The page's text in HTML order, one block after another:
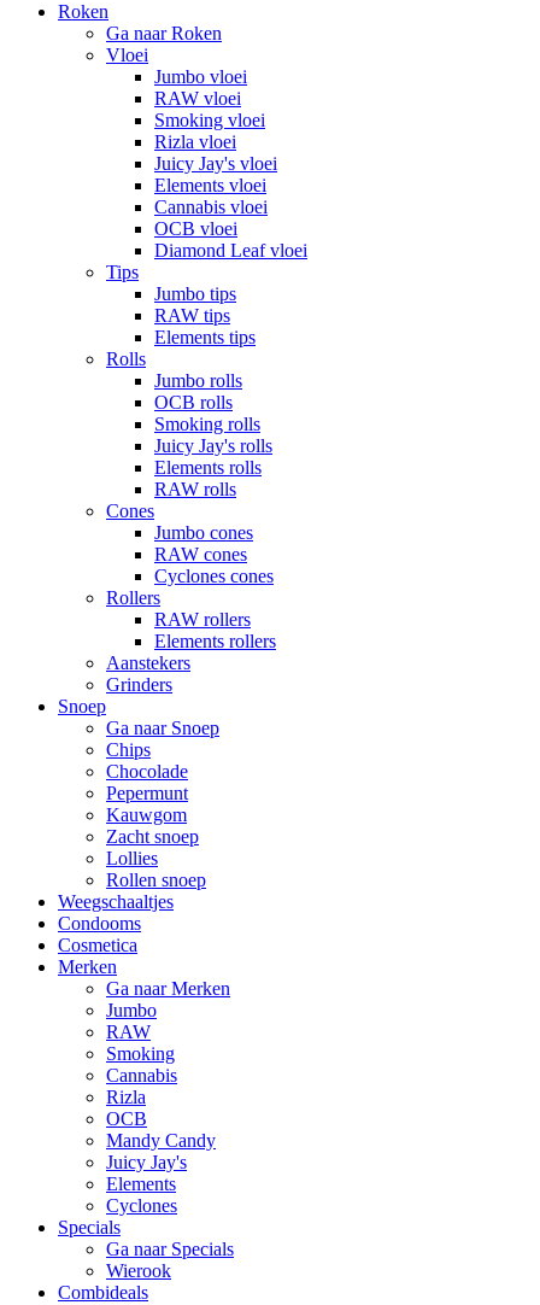
Roken
Ga naar Roken
Vloei
Jumbo vloei
RAW vloei
Smoking vloei
Rizla vloei
Juicy Jay's vloei
Elements vloei
Cannabis vloei
OCB vloei
Diamond Leaf vloei
Tips
Jumbo tips
RAW tips
Elements tips
Rolls
Jumbo rolls
OCB rolls
Smoking rolls
Juicy Jay's rolls
Elements rolls
RAW rolls
Cones
Jumbo cones
RAW cones
Cyclones cones
Rollers
RAW rollers
Elements rollers
Aanstekers
Grinders
Snoep
Ga naar Snoep
Chips
Chocolade
Pepermunt
Kauwgom
Zacht snoep
Lollies
Rollen snoep
Weegschaaltjes
Condooms
Cosmetica
Merken
Ga naar Merken
Jumbo
RAW
Smoking
Cannabis
Rizla
OCB
Mandy Candy
Juicy Jay's
Elements
Cyclones
Specials
Ga naar Specials
Wierook
Combideals